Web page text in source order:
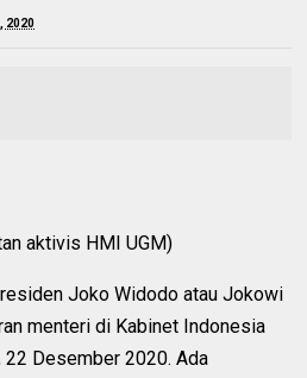
2020
aktivis HMI UGM)
Joko Widodo atau Jokowi
menteri di Kabinet Indonesia
22 Desember 2020. Ada